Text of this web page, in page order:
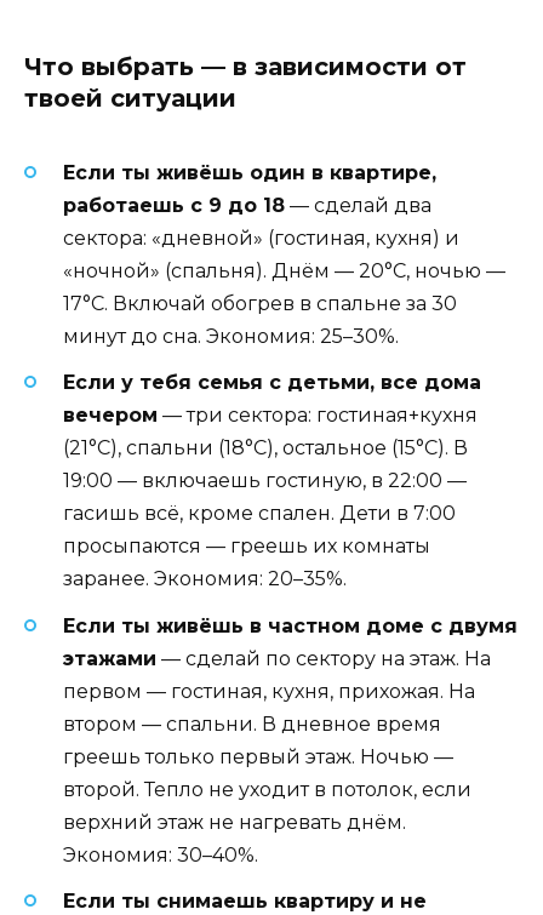
Что выбрать — в зависимости от
твоей ситуации
Если ты живёшь один в квартире,
работаешь с 9 до 18 — сделай два
сектора: «дневной» (гостиная, кухня) и
«ночной» (спальня). Днём — 20°C, ночью —
17°C. Включай обогрев в спальне за 30
минут до сна. Экономия: 25–30%.
Если у тебя семья с детьми, все дома
вечером — три сектора: гостиная+кухня
(21°C), спальни (18°C), остальное (15°C). В
19:00 — включаешь гостиную, в 22:00 —
гасишь всё, кроме спален. Дети в 7:00
просыпаются — греешь их комнаты
заранее. Экономия: 20–35%.
Если ты живёшь в частном доме с двумя
этажами — сделай по сектору на этаж. На
первом — гостиная, кухня, прихожая. На
втором — спальни. В дневное время
греешь только первый этаж. Ночью —
второй. Тепло не уходит в потолок, если
верхний этаж не нагревать днём.
Экономия: 30–40%.
Если ты снимаешь квартиру и не